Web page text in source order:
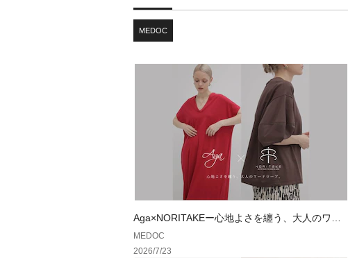
MEDOC
Aga×NORITAKEー心地よさを纏う、大人のワー
ドローブ。ー
MEDOC
2026/7/23